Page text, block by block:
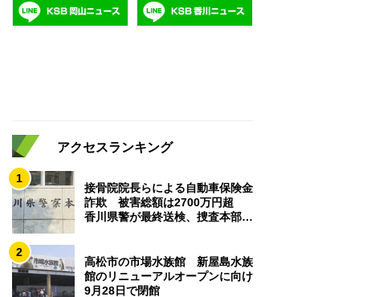
アクセスランキング
1
接骨院院長らによる自動車保険金
詐欺 被害総額は2700万円超
香川県警が最終送検、捜査本部解
2
高松市の市場水族館 新屋島水族
館のリニューアルオープンに向け
9月28日で閉館